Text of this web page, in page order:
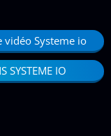
vidéo Systeme io
SYSTEME IO